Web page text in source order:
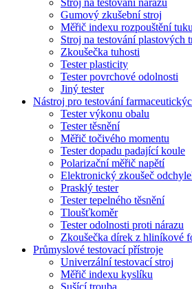
Gumový zkušební stroj
Měřič indexu rozpouštění tuku
Stroj na testování plastových
Zkoušečka tuhosti
Tester plasticity
Tester povrchové odolnosti
Jiný tester
Nástroj pro testování
Tester výkonu obalu
Tester těsnění
Měřič točivého momentu
Tester dopadu padající koule
Polarizační měřič napětí
Elektronický zkoušeč
Prasklý tester
Tester tepelného těsnění
Tloušťkoměr
Tester odolnosti proti nárazu
Zkoušečka dírek z hliníkové
Průmyslové testovací přístroje
Univerzální testovací stroj
Měřič indexu kyslíku
Sušící trouba